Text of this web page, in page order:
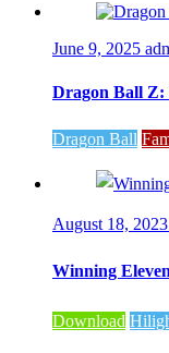
June 9, 2025
Dragon Ball Z:
Dragon Ball
August 18, 2023
Winning
Download